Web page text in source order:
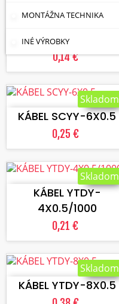
MONTÁŽNA TECHNIKA
INÉ VÝROBKY
VLOŽIŤ DO KOŠÍKA
KÁBEL YTDY-2X0.5
0,14 €
VLOŽIŤ DO KOŠÍKA
KÁBEL SCYY-6X0.5
0,25 €
Skladom
VLOŽIŤ DO KOŠÍKA
KÁBEL YTDY-
4X0.5/1000
0,21 €
Skladom
VLOŽIŤ DO KOŠÍKA
KÁBEL YTDY-8X0.5
Skladom